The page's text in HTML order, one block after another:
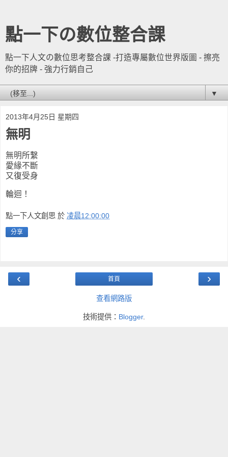
點一下の數位整合課
點一下人文の數位思考整合課 -打造專屬數位世界版圖 - 擦亮
你的招牌 - 強力行銷自己
▼
2013年4月25日 星期四
無明
無明所繫
愛緣不斷
又復受身
輪迴！
點一下人文創思 於 凌晨12:00:00
分享
‹ ›
首頁
查看網路版
技術提供： Blogger.